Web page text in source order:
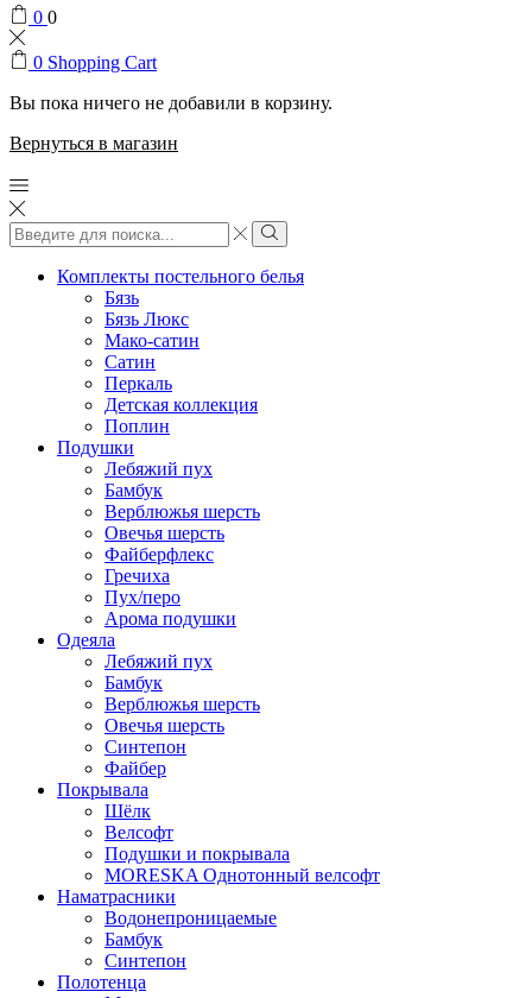
0 0
0 Shopping Cart
Вы пока ничего не добавили в корзину.
Вернуться в магазин
Search
input
Search
Комплекты постельного белья
Бязь
Бязь Люкс
Мако-сатин
Сатин
Перкаль
Детская коллекция
Поплин
Подушки
Лебяжий пух
Бамбук
Верблюжья шерсть
Овечья шерсть
Файберфлекс
Гречиха
Пух/перо
Арома подушки
Одеяла
Лебяжий пух
Бамбук
Верблюжья шерсть
Овечья шерсть
Синтепон
Файбер
Покрывала
Шёлк
Велсофт
Подушки и покрывала
MORESKA Однотонный велсофт
Наматрасники
Водонепроницаемые
Бамбук
Синтепон
Полотенца